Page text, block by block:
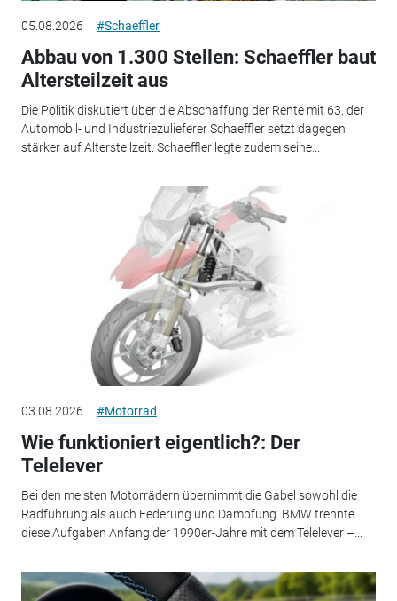
05.08.2026 #Schaeffler
Abbau von 1.300 Stellen: Schaeffler baut
Altersteilzeit aus
Die Politik diskutiert über die Abschaffung der Rente mit 63, der
Automobil- und Industriezulieferer Schaeffler setzt dagegen
stärker auf Altersteilzeit. Schaeffler legte zudem seine...
03.08.2026 #Motorrad
Wie funktioniert eigentlich?: Der
Telelever
Bei den meisten Motorrädern übernimmt die Gabel sowohl die
Radführung als auch Federung und Dämpfung. BMW trennte
diese Aufgaben Anfang der 1990er-Jahre mit dem Telelever –...